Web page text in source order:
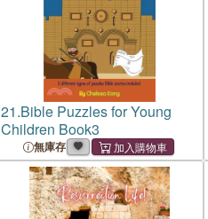
21.Bible Puzzles for Young
Children Book3
無庫存